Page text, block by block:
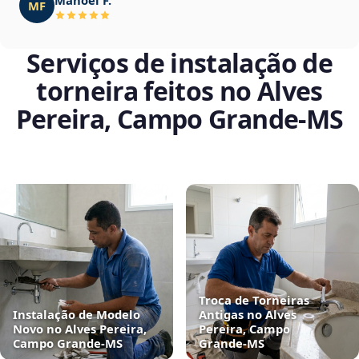
MF
Serviços de instalação de
torneira feitos no Alves
Pereira, Campo Grande‑MS
Instalação de Modelo
Novo no Alves Pereira,
Campo Grande‑MS
Troca de Torneiras
Antigas no Alves
Pereira, Campo
Grande‑MS